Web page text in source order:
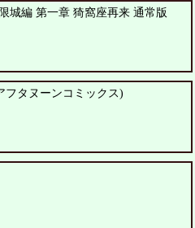
城編 第一章 猗窩座再来 通常版
フタヌーンコミックス)